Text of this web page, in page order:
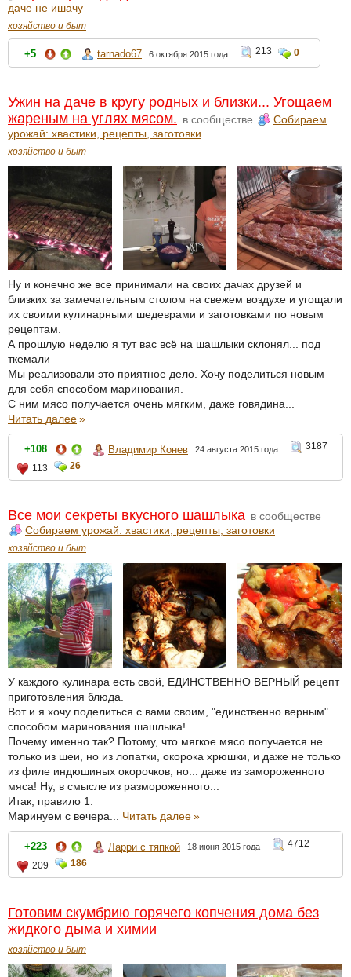
даче не ишачу
хозяйство и быт
+5 tarnado67 6 октября 2015 года 213 0
Ужин на даче в кругу родных и близки... Угощаем
жареным на углях мясом. в сообществе
Собираем
урожай: хвастики, рецепты, заготовки
хозяйство и быт
Ну и конечно же все принимали на своих дачах друзей и
близких за замечательным столом на свежем воздухе и угощали
их своими кулинарными шедеврами и заготовками по новым
рецептам.
А прошлую неделю я тут вас всё на шашлыки склонял... под
ткемали
Мы реализовали это приятное дело. Хочу поделиться новым
для себя способом маринования.
С ним мясо получается очень мягким, даже говядина...
Читать далее»
+108 Владимир Конев 24 августа 2015 года
3187
113
26
Все мои секреты вкусного шашлыка в сообществе
Собираем урожай: хвастики, рецепты, заготовки
хозяйство и быт
У каждого кулинара есть свой, ЕДИНСТВЕННО ВЕРНЫЙ рецепт
приготовления блюда.
Вот и я хочу поделиться с вами своим, "единственно верным"
способом маринования шашлыка!
Почему именно так? Потому, что мягкое мясо получается не
только из шеи, но из лопатки, окорока хрюшки, и даже не только
из филе индюшиных окорочков, но... даже из замороженного
мяса! Ну, в смысле из размороженного...
Итак, правило 1:
Маринуем с вечера... Читать далее»
+223 Ларри с тяпкой 18 июня 2015 года
4712
209
186
Готовим скумбрию горячего копчения дома без
жидкого дыма и химии
хозяйство и быт